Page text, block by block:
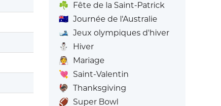
☘️ Fête de la Saint-Patrick
🇦🇺 Journée de l'Australie
🎿 Jeux olympiques d'hiver
⛄
Hiver
👰 Mariage
💘 Saint-Valentin
🦃 Thanksgiving
🏈 Super Bowl